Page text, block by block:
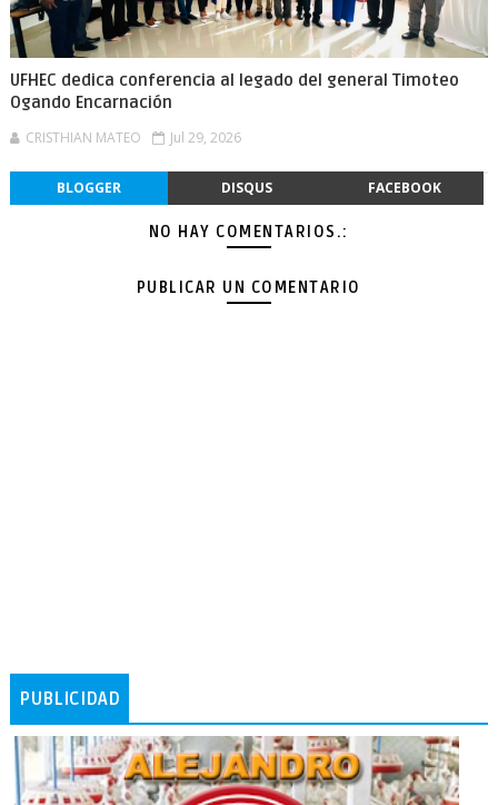
UFHEC dedica conferencia al legado del general Timoteo
Ogando Encarnación
CRISTHIAN MATEO Jul 29, 2026
BLOGGER DISQUS FACEBOOK
NO HAY COMENTARIOS.:
PUBLICAR UN COMENTARIO
PUBLICIDAD